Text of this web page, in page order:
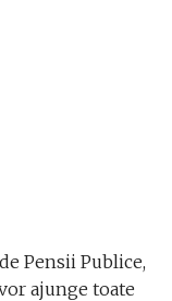
Pensii Publice,
ajunge toate